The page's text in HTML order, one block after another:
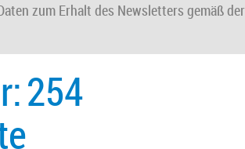
zum Erhalt des Newsletters gemäß der
254